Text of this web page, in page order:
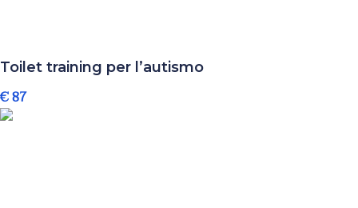
Toilet training per l’autismo
€ 87